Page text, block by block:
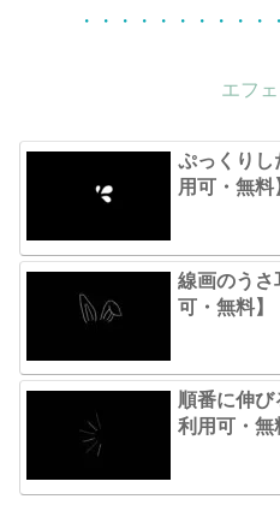
・・・・・・・・・・
エフ
ぷっくりし
用可・無料
線画のうさ
可・無料】
順番に伸び
利用可・無